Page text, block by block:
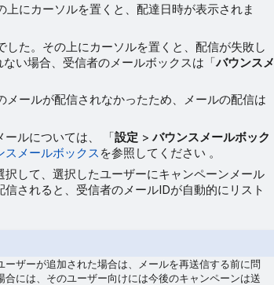
にカーソルを置くと、配達日時が表示されま
した。その上にカーソルを置くと、配信が失敗し
い場合、受信者のメールボックスは「バウンスメ
メールが配信されなかったため、メールの配信は
ールについては、 「設定 >バウンスメールボック
スメールボックス を参照してください 。
して、選択したユーザーにキャンペーンメール
されると、受信者のメールIDが自動的にリスト
ザーが追加された場合は、メールを再送信する前に問
には、そのユーザー向けには今後のキャンペーンは送